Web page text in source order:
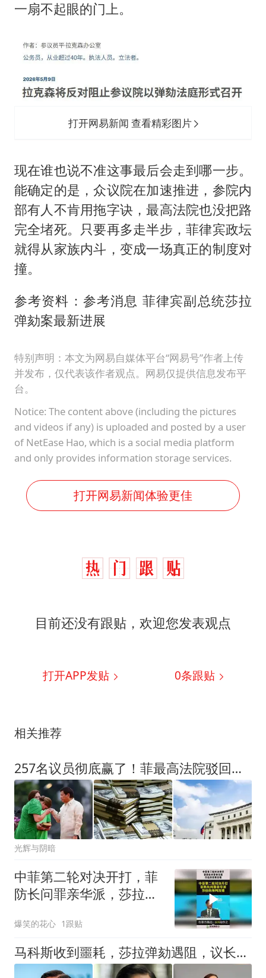
一扇不起眼的门上。
打开网易新闻 查看精彩图片
现在谁也说不准这事最后会走到哪一步。
能确定的是，众议院在加速推进，参院内
部有人不肯用拖字诀，最高法院也没把路
完全堵死。只要再多走半步，菲律宾政坛
就得从家族内斗，变成一场真正的制度对
撞。
参考资料：参考消息 菲律宾副总统莎拉
弹劾案最新进展
特别声明：本文为网易自媒体平台“网易号”作者上传
并发布，仅代表该作者观点。网易仅提供信息发布平
台。
Notice: The content above (including the pictures
and videos if any) is uploaded and posted by a user
of NetEase Hao, which is a social media platform
and only provides information storage services.
打开网易新闻体验更佳
目前还没有跟贴，欢迎您发表观点
打开APP发贴 0条跟贴
相关推荐
257名议员彻底赢了！菲最高法院驳回上诉，莎拉弹劾案进入终局
光辉与阴暗
中菲第二轮对决开打，菲
防长问罪亲华派，莎拉的
爆笑的花心 1跟贴
马科斯收到噩耗，莎拉弹劾遇阻，议长反水？防长被驳斥！